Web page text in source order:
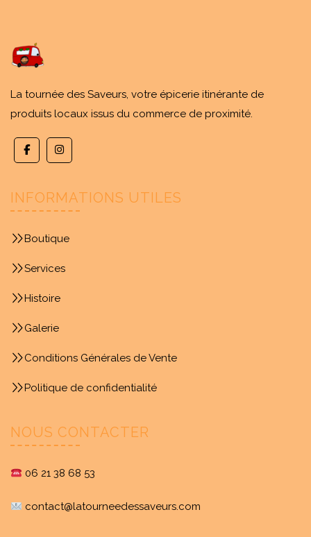
La tournée des Saveurs, votre épicerie itinérante de
produits locaux issus du commerce de proximité.
INFORMATIONS UTILES
Boutique
Services
Histoire
Galerie
Conditions Générales de Vente
Politique de confidentialité
NOUS CONTACTER
06 21 38 68 53
contact@latourneedessaveurs.com